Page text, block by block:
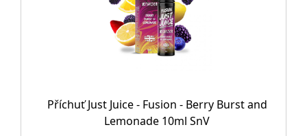
Příchuť Just Juice - Fusion - Berry Burst and
Lemonade 10ml SnV